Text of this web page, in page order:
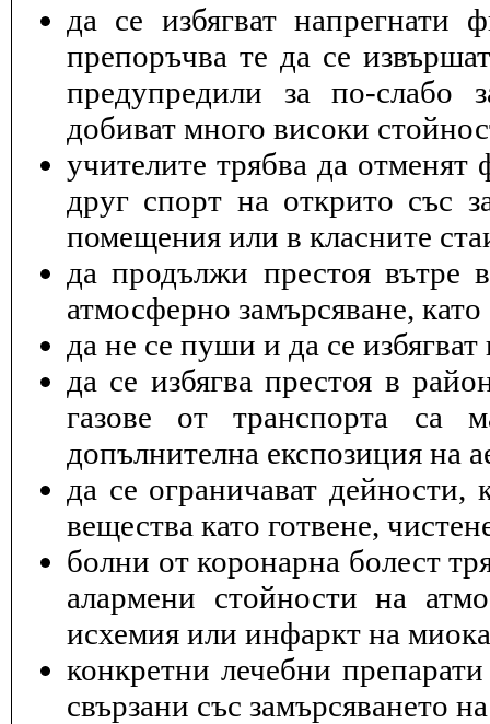
да се избягват напрегнати
препоръчва те да се
предупредили за по-слабо
добиват много високи
учителите трябва да отменят
друг спорт на открито със
помещения или в класните
да продължи престоя вътре
атмосферно замърсяване,
да не се пуши и да се
да се избягва престоя в
газове от транспорта са
допълнителна експозиция на
да се ограничават
вещества като готвене,
болни от коронарна болест
алармени стойности на
исхемия или инфаркт на
конкретни лечебни
свързани със замърсяването